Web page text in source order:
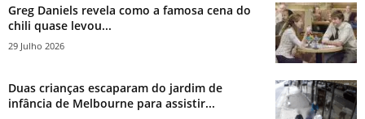
Greg Daniels revela como a famosa cena do
chili quase levou...
29 Julho 2026
Duas crianças escaparam do jardim de
infância de Melbourne para assistir...